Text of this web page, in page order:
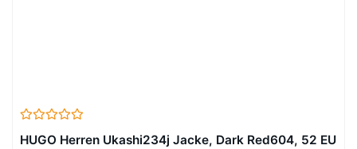
HUGO Herren Ukashi234j Jacke, Dark Red604, 52 EU